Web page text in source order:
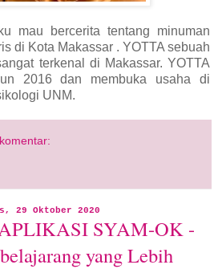
mau bercerita tentang minuman
di Kota Makassar . YOTTA sebuah
terkenal di Makassar. YOTTA
2016 dan membuka usaha di
UNM.
29 Oktober 2020
SYAM-OK -
yang Lebih